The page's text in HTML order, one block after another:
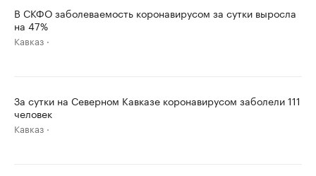
В СКФО заболеваемость коронавирусом за сутки выросла
на 47%
Кавказ
За сутки на Северном Кавказе коронавирусом заболели 111
человек
Кавказ